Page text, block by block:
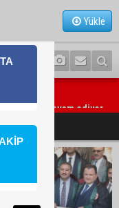
Yükle
parkta devam ediyor